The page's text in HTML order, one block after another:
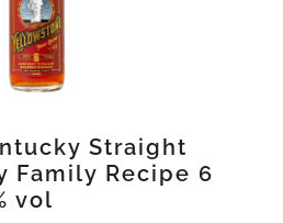
Straight
Family Recipe 6
vol